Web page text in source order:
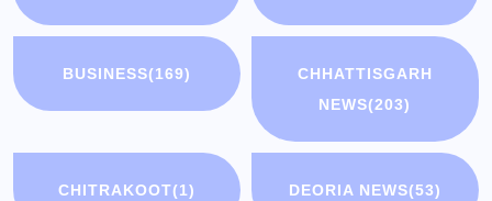
BUSINESS(169)
CHHATTISGARH
NEWS(203)
CHITRAKOOT(1) DEORIA NEWS(53)